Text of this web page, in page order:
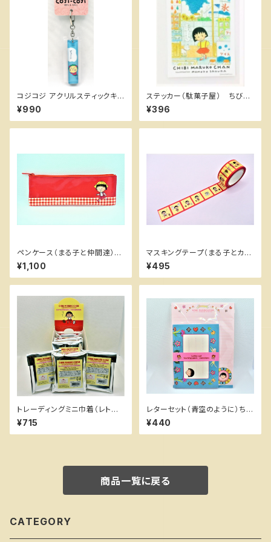
コジコジ アクリルスティックキ
ーホルダー(ビューン) ちびまる
子ちゃんランド
¥990
ステッカー（駄菓子屋） ちびま
る子ちゃんランド
¥396
ペンケース（まる子と仲間達）
ちびまる子ちゃんランド
¥1,100
マスキングテープ（まる子とカッ
プ） ちびまる子ちゃんランド
¥495
トレーディングミニ巾着（レトロ
リバイバル）バラ売り ちびまる
子ちゃんランド
¥715
レターセット（青空のように）ちび
まる子ちゃんランド
¥440
商品一覧に戻る
CATEGORY